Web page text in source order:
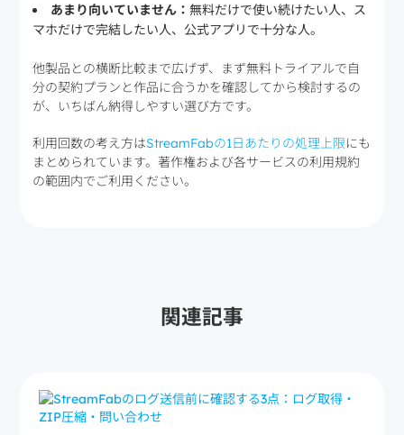
あまり向いていません：無料だけで使い続けたい人、ス
マホだけで完結したい人、公式アプリで十分な人。
他製品との横断比較まで広げず、まず無料トライアルで自
分の契約プランと作品に合うかを確認してから検討するの
が、いちばん納得しやすい選び方です。
利用回数の考え方はStreamFabの1日あたりの処理上限にも
まとめられています。著作権および各サービスの利用規約
の範囲内でご利用ください。
関連記事